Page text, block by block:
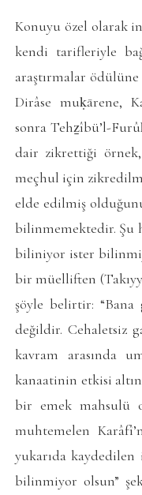
Konuyu özel olarak
kendi tarifleriyle
araştırmalar ödülüne
Dirâse muḳārene,
sonraTehẕîbü’l-
dair zikrettiği
meçhul için
elde edilmiş
bilinmemektedir. Şu
biliniyor ister
bir müelliften
şöyle belirtir: “Bana
değildir. Cehaletsiz
kavram arasında
kanaatinin etkisi
bir emek mahsulü
muhtemelen
yukarıda
bilinmiyor olsun”